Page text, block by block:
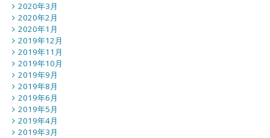
2020年3月
2020年2月
2020年1月
2019年12月
2019年11月
2019年10月
2019年9月
2019年8月
2019年6月
2019年5月
2019年4月
2019年3月